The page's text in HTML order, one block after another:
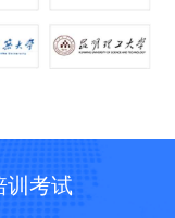
训考试